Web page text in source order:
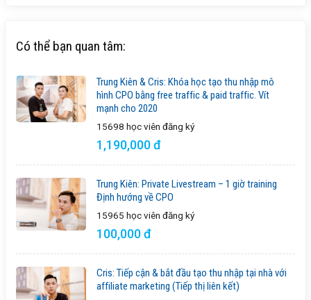
Có thể bạn quan tâm:
Trung Kiên & Cris: Khóa học tạo thu nhập mô
hình CPO bằng free traffic & paid traffic. Vít
mạnh cho 2020
15698 học viên đăng ký
1,190,000 đ
Trung Kiên: Private Livestream – 1 giờ training
Định hướng về CPO
15965 học viên đăng ký
100,000 đ
Cris: Tiếp cận & bắt đầu tạo thu nhập tại nhà với
affiliate marketing (Tiếp thị liên kết)